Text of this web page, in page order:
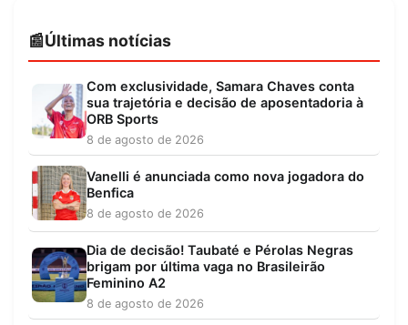
Últimas notícias
Com exclusividade, Samara Chaves conta
sua trajetória e decisão de aposentadoria à
ORB Sports
8 de agosto de 2026
Vanelli é anunciada como nova jogadora do
Benfica
8 de agosto de 2026
Dia de decisão! Taubaté e Pérolas Negras
brigam por última vaga no Brasileirão
Feminino A2
8 de agosto de 2026